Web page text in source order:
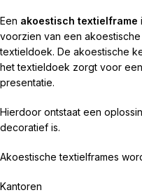
Een akoestisch textielframe
voorzien van een
textieldoek. De akoestische
het textieldoek zorgt voor
presentatie.
Hierdoor ontstaat een
decoratief is.
Akoestische textielframes
Kantoren